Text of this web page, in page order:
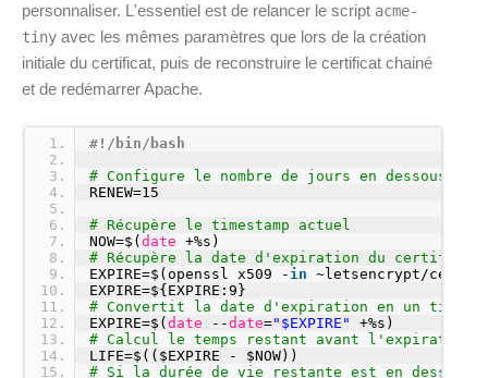
personnaliser. L'essentiel est de relancer le script acme-
tiny avec les mêmes paramètres que lors de la création
initiale du certificat, puis de reconstruire le certificat chainé
et de redémarrer Apache.
1
2
3
4
5
6
7
8
9
10
11
12
13
14
15
#!/bin/bash
# Configure le nombre de jours en dessous
RENEW=15
# Récupère le timestamp actuel
NOW=$(date
+%s)
# Récupère la date d'expiration du certificat
EXPIRE=$(openssl x509 -in ~letsencrypt/certs/
EXPIRE=${EXPIRE:9}
# Convertit la date d'expiration en un
EXPIRE=$(date --date="$EXPIRE"
+%s)
# Calcul le temps restant avant l'expiration
LIFE=$(($EXPIRE - $NOW))
# Si la durée de vie restante est en dessous du